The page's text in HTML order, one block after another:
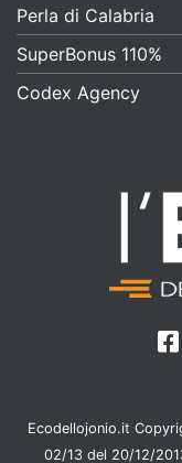
Perla di Calabria
SuperBonus 110%
Codex Agency
Ecodellojonio.it
02/13 del 20/12/